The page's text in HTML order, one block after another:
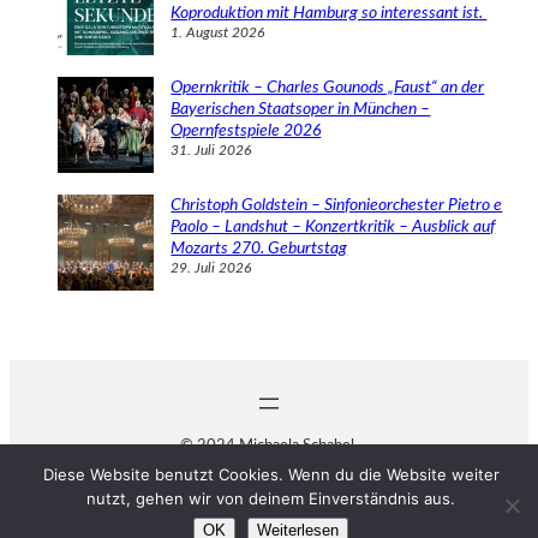
Koproduktion mit Hamburg so interessant ist.
1. August 2026
Opernkritik – Charles Gounods „Faust“ an der
Bayerischen Staatsoper in München –
Opernfestspiele 2026
31. Juli 2026
Christoph Goldstein – Sinfonieorchester Pietro e
Paolo – Landshut – Konzertkritik – Ausblick auf
Mozarts 270. Geburtstag
29. Juli 2026
© 2024 Michaela Schabel
Diese Website benutzt Cookies. Wenn du die Website weiter
nutzt, gehen wir von deinem Einverständnis aus.
OK Weiterlesen